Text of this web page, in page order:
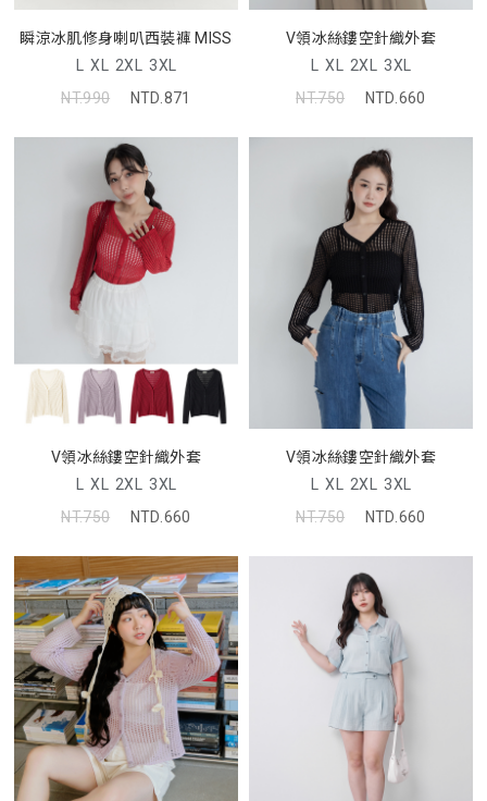
瞬涼冰肌修身喇叭西裝褲 MISS
L XL 2XL 3XL
NT.990
NTD.871
V領冰絲鏤空針織外套
L XL 2XL 3XL
NT.750
NTD.660
V領冰絲鏤空針織外套
L XL 2XL 3XL
NT.750
NTD.660
V領冰絲鏤空針織外套
L XL 2XL 3XL
NT.750
NTD.660